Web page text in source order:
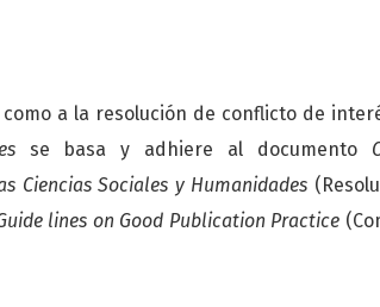
a la resolución de conflicto de
se basa y adhiere al documento
Ciencias Sociales y Humanidades
lines on Good Publication Practice